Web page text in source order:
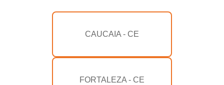
CAUCAIA - CE
FORTALEZA - CE